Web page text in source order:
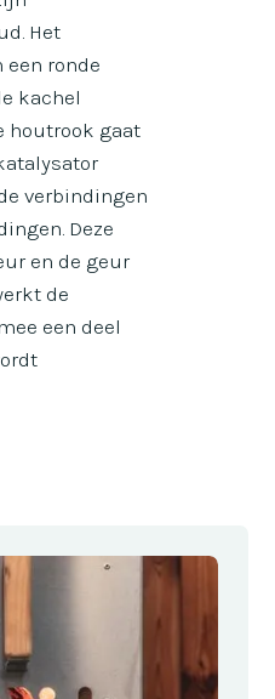
Het
ronde
kachel
houtrook gaat
verbindingen
Deze
en de geur
de
een deel